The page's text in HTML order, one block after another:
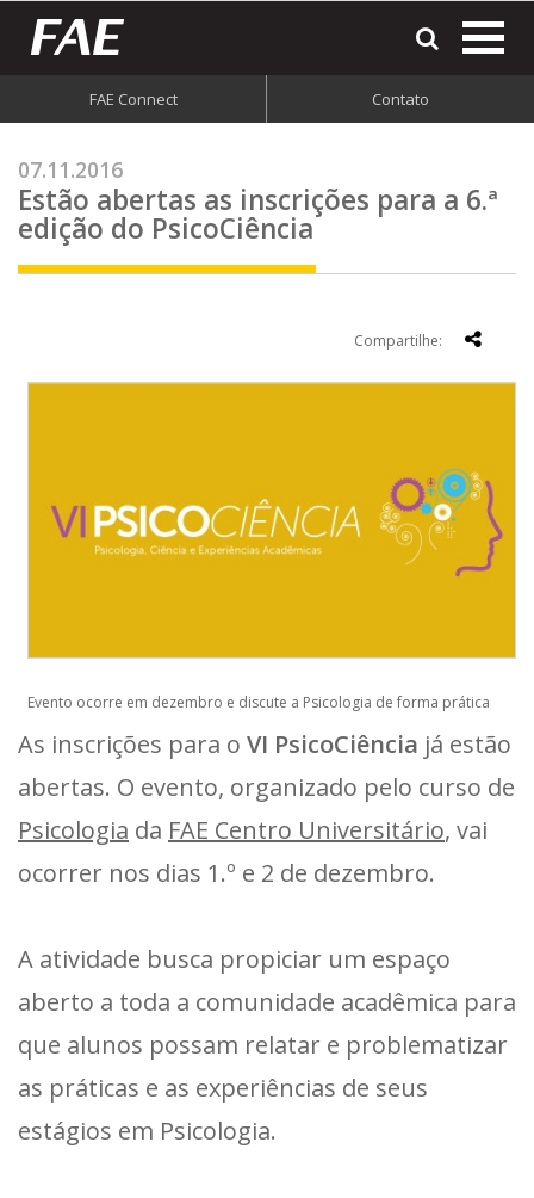
FAE Connect Contato
07.11.2016
Estão abertas as inscrições para a 6.ª
edição do PsicoCiência
Compartilhe:
Evento ocorre em dezembro e discute a Psicologia de forma prática
As inscrições para o VI PsicoCiência já estão
abertas. O evento, organizado pelo curso de
Psicologia da FAE Centro Universitário, vai
ocorrer nos dias 1.º e 2 de dezembro.
A atividade busca propiciar um espaço
aberto a toda a comunidade acadêmica para
que alunos possam relatar e problematizar
as práticas e as experiências de seus
estágios em Psicologia.